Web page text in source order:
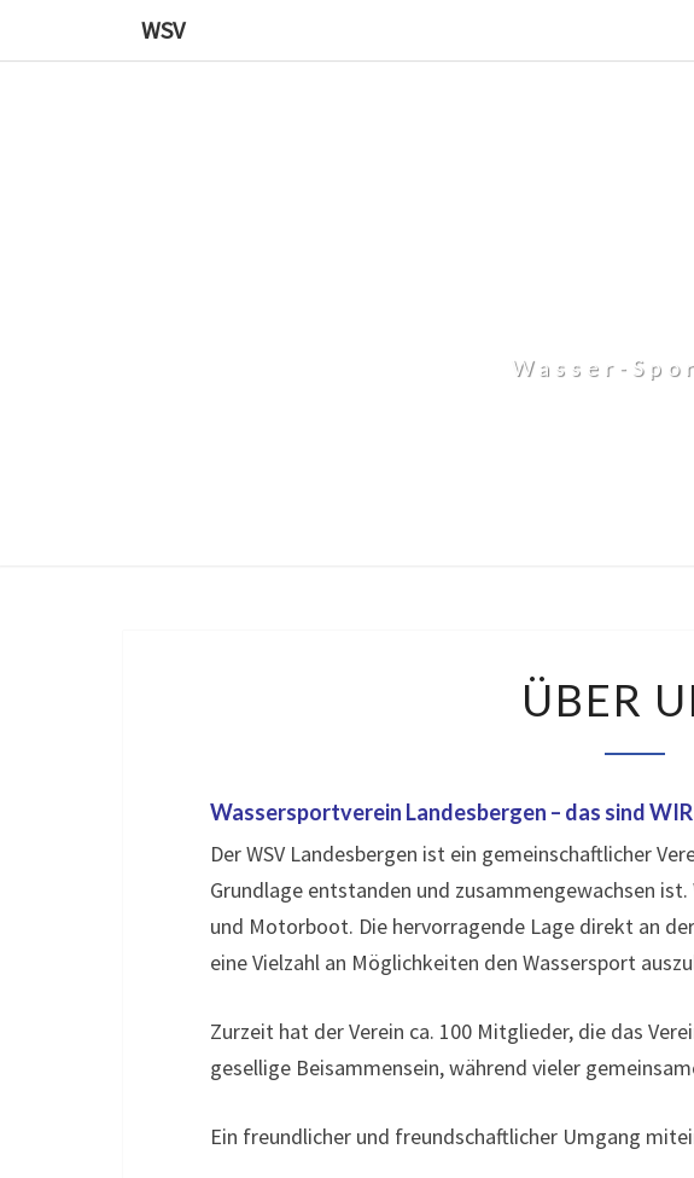
WSV
Wasser-
UNS
ÜBER
Wassersportverein Landesbergen – das sind
Der WSV Landesbergen ist ein gemeinschaftlicher
Grundlage entstanden und zusammengewachsen
und Motorboot. Die hervorragende Lage direkt an
eine Vielzahl an Möglichkeiten den Wassersport
Zurzeit hat der Verein ca. 100 Mitglieder, die das
gesellige Beisammensein, während vieler
Ein freundlicher und freundschaftlicher Umgang